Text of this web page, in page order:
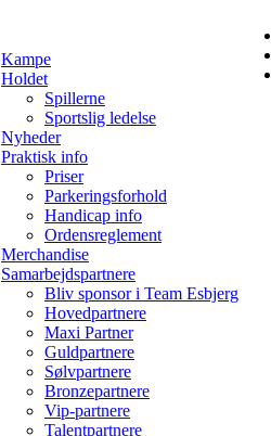
Kampe
Holdet
Spillerne
Sportslig ledelse
Nyheder
Praktisk info
Priser
Parkeringsforhold
Handicap info
Ordensreglement
Merchandise
Samarbejdspartnere
Bliv sponsor i Team Esbjerg
Hovedpartnere
Maxi Partner
Guldpartnere
Sølvpartnere
Bronzepartnere
Vip-partnere
Talentpartnere